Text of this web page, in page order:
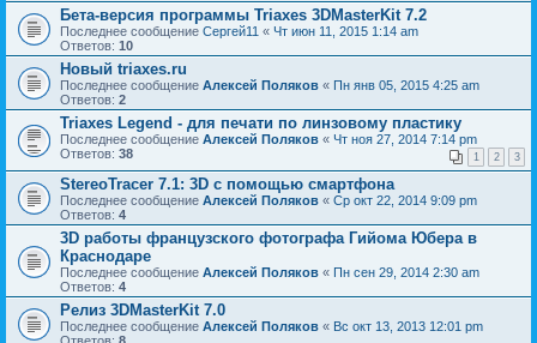
Бета-версия программы Triaxes 3DMasterKit 7.2
Последнее сообщение Сергей11 « Чт июн 11, 2015 1:14 am
Ответов: 10
Новый triaxes.ru
Последнее сообщение Алексей Поляков « Пн янв 05, 2015 4:25 am
Ответов: 2
Triaxes Legend - для печати по линзовому пластику
Последнее сообщение Алексей Поляков « Чт ноя 27, 2014 7:14 pm
Ответов: 38 1 2 3
StereoTracer 7.1: 3D с помощью смартфона
Последнее сообщение Алексей Поляков « Ср окт 22, 2014 9:09 pm
Ответов: 4
3D работы французского фотографа Гийома Юбера в
Краснодаре
Последнее сообщение Алексей Поляков « Пн сен 29, 2014 2:30 am
Ответов: 4
Релиз 3DMasterKit 7.0
Последнее сообщение Алексей Поляков « Вс окт 13, 2013 12:01 pm
Ответов: 8